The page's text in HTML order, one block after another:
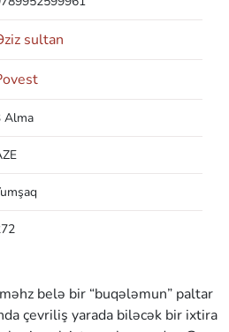
sultan
Alma
belə bir “buqələmun” paltar
çevriliş yarada biləcək bir ixtira